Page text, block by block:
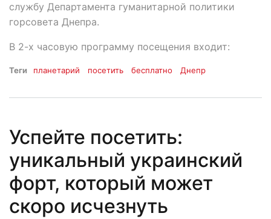
службу Департамента гуманитарной политики
горсовета Днепра.
В 2-х часовую программу посещения входит:
Теги планетарий посетить бесплатно Днепр
Успейте посетить:
уникальный украинский
форт, который может
скоро исчезнуть